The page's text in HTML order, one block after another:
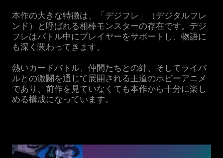
本作の大きな特徴は、「デジフレ」（デジタルフレ
ンド）と呼ばれる相棒モンスターの存在です。デジ
フレはバトル中にプレイヤーをサポートし、物語に
も深く関わってきます。
熱いカードバトル、仲間たちとの絆、そしてライバ
ルとの激闘を通じて展開される王道のホビーアニメ
であり、前作を見ていなくても本作から十分に楽し
める構成になっています。